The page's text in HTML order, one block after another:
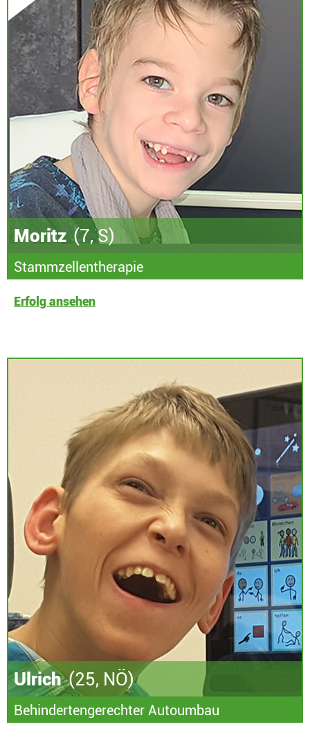
Moritz (7, S)
Stammzellentherapie
Erfolg ansehen
Ulrich (25, NÖ)
Behindertengerechter Autoumbau